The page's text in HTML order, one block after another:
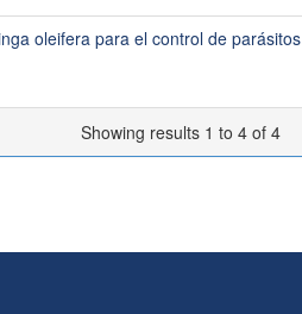
oleifera para el control de parásitos
Showing results 1 to 4 of 4